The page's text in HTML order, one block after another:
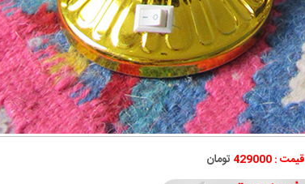
قیمت : 429000 تومان